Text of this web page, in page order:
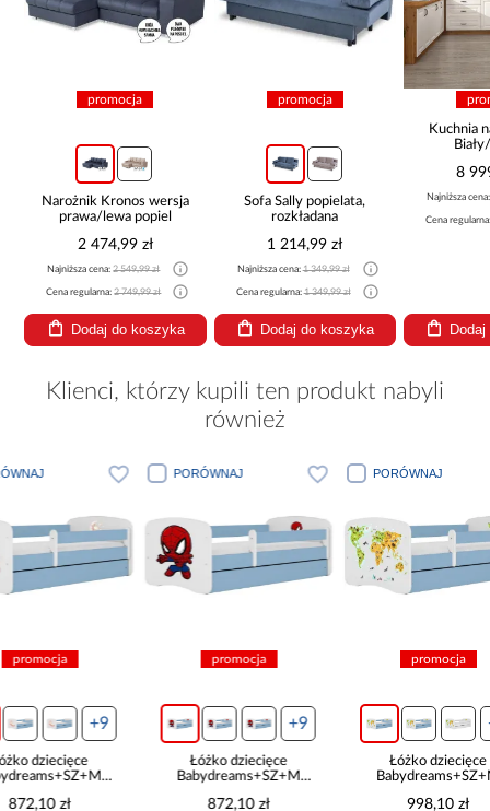
promocja
Narożnik Kronos wersja
prawa/lewa popiel
2 474,99 zł
Najniższa cena:2 549,99 zł
Cena regularna:2 749,99 zł
Dodaj do koszyka
promocja
Sofa Sally popielata,
rozkładana
1 214,99 zł
Najniższa cena:1 349,99 zł
Cena regularna:1 349,99 zł
Dodaj do koszyka
Kuchnia
8
Najniższa
Cena
Klienci, którzy kupili ten produkt nabyli
również
PORÓWNAJ
Łóżko dziecięce
Babydreams+SZ+M
872,10 zł
PORÓWNAJ
Łóżko dziecięce
Babydreams+SZ+M
998,10 zł
Łóżko